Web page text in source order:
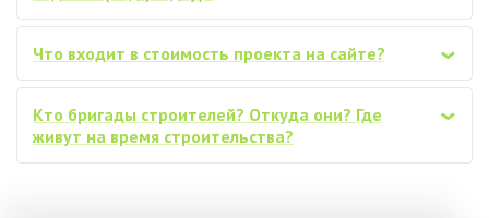
‹
Что входит в стоимость проекта на сайте?
‹
Кто бригады строителей? Откуда они? Где
живут на время строительства?